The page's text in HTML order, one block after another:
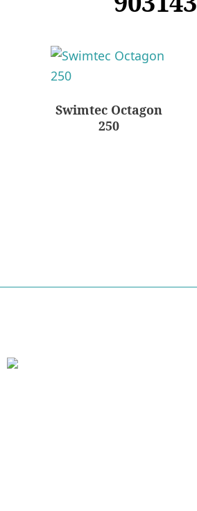
Swimtec Octagon
250